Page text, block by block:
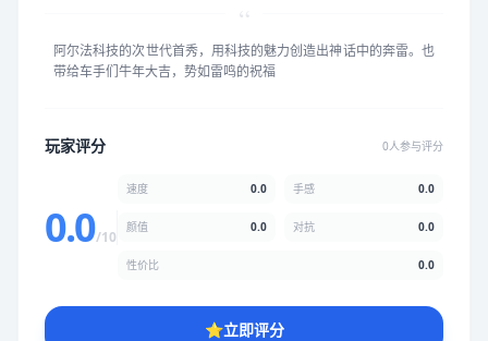
“
阿尔法科技的次世代首秀，用科技的魅力创造出神话中的奔雷。也
带给车手们牛年大吉，势如雷鸣的祝福
玩家评分 0人参与评分
0.0/10
速度 0.0 手感 0.0
颜值 0.0 对抗 0.0
性价比 0.0
⭐立即评分
手感 5.0分
★★ ★ ★
性价比
★★★★★★★★★★